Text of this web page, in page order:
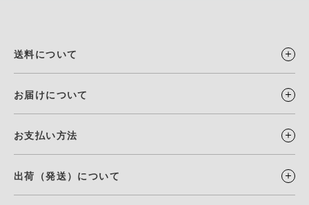
送料について
お届けについて
お支払い方法
出荷（発送）について